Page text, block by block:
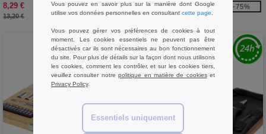
8,29 €
13,20 €
-37%
2,40 €
9,47 €
-75%
Vous pouvez en savoir plus sur la manière dont Google
utilise vos données personnelles en consultant cette page
Vous pouvez gérer vos préférences de cookies à tout
moment. Les cookies essentiels ne peuvent pas être
désactivés car ils sont nécessaires au bon fonctionnement
du site. Pour plus de détails sur la façon dont nous utilisons
les cookies, comment les contrôler, et sur les cookies tiers,
veuillez consulter notrepolitique en matière de cookieset
Privacy Policy.
Essentiels uniquement